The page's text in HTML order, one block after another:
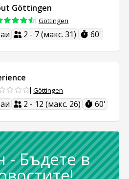
Göttingen
Göttingen
2 - 7 (макс. 31) 60'
Göttingen
2 - 12 (макс. 26) 60'
-Бъдете в